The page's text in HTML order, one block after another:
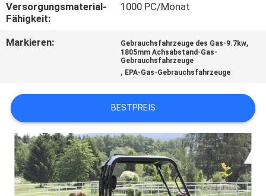
IN
VERBINDUNG
SIE
EIN
ZITAT
SITEMAP
Versorgungsmaterial-
Fähigkeit:
1000 PC/Monat
Markieren: Gebrauchsfahrzeuge des Gas-9.7kw,
1805mm Achsabstand-Gas-
Gebrauchsfahrzeuge
, EPA-Gas-Gebrauchsfahrzeuge
BESTPREIS